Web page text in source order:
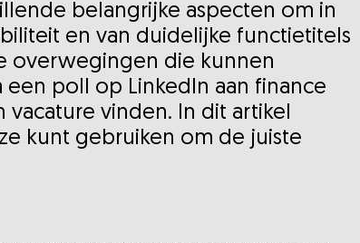
belangrijke aspecten om in
en van duidelijke functietitels
overwegingen die kunnen
poll op LinkedIn aan finance
vinden. In dit artikel
kunt gebruiken om de juiste